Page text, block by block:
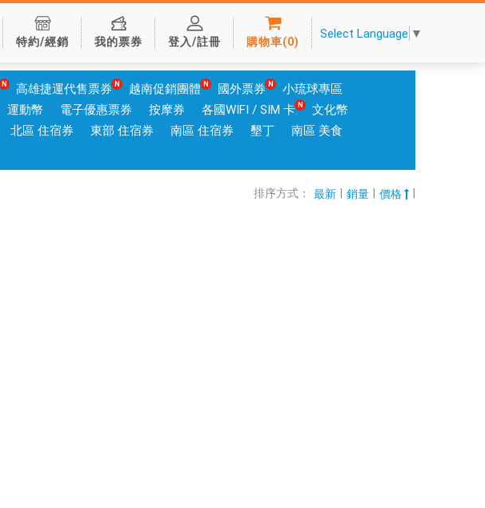
特約/經銷 我的票券 登入/註冊 購物車(0)
Select Language ▼
高雄捷運代售票券 越南促銷團體 國外票券
小琉球專區
運動幣 電子優惠票券 按摩券 各國WIFI / SIM 卡
文化幣
北區 住宿券 東部 住宿券 南區 住宿券 墾丁
南區 美食
排序方式： 最新 銷量 價格